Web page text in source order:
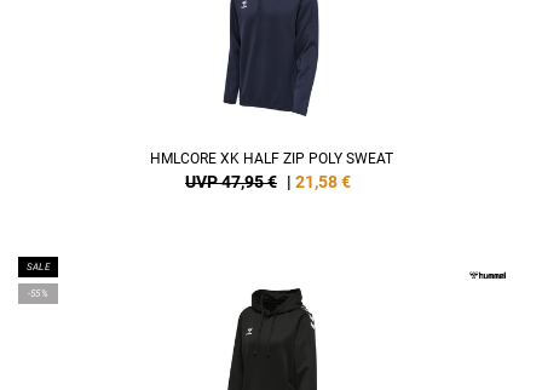
HMLCORE XK HALF ZIP POLY SWEAT
UVP 47,95 € | 21,58€
SALE
-55%